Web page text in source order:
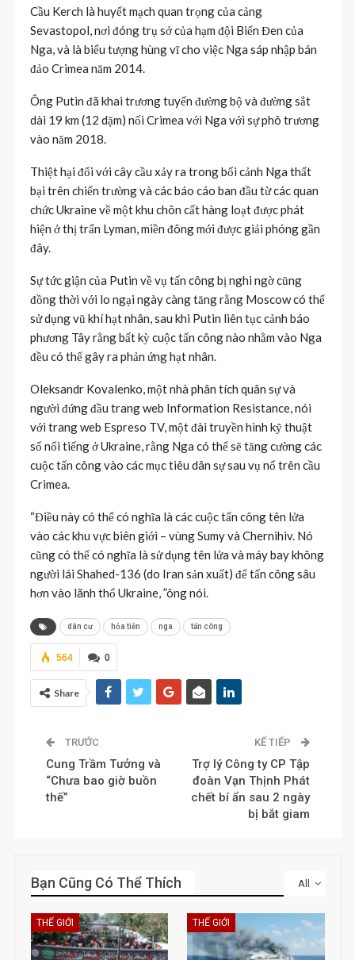
Cầu Kerch là huyết mạch quan trọng của cảng
Sevastopol, nơi đóng trụ sở của hạm đội Biển Đen của
Nga, và là biểu tượng hùng vĩ cho việc Nga sáp nhập bán
đảo Crimea năm 2014.
Ông Putin đã khai trương tuyến đường bộ và đường sắt
dài 19 km (12 dặm) nối Crimea với Nga với sự phô trương
vào năm 2018.
Thiệt hại đối với cây cầu xảy ra trong bối cảnh Nga thất
bại trên chiến trường và các báo cáo ban đầu từ các quan
chức Ukraine về một khu chôn cất hàng loạt được phát
hiện ở thị trấn Lyman, miền đông mới được giải phóng gần
đây.
Sự tức giận của Putin về vụ tấn công bị nghi ngờ cũng
đồng thời với lo ngại ngày càng tăng rằng Moscow có thể
sử dụng vũ khí hạt nhân, sau khi Putin liên tục cảnh báo
phương Tây rằng bất kỳ cuộc tấn công nào nhằm vào Nga
đều có thể gây ra phản ứng hạt nhân.
Oleksandr Kovalenko, một nhà phân tích quân sự và
người đứng đầu trang web Information Resistance, nói
với trang web Espreso TV, một đài truyền hình kỹ thuật
số nổi tiếng ở Ukraine, rằng Nga có thể sẽ tăng cường các
cuộc tấn công vào các mục tiêu dân sự sau vụ nổ trên cầu
Crimea.
“Điều này có thể có nghĩa là các cuộc tấn công tên lửa
vào các khu vực biên giới – vùng Sumy và Chernihiv. Nó
cũng có thể có nghĩa là sử dụng tên lửa và máy bay không
người lái Shahed-136 (do Iran sản xuất) để tấn công sâu
hơn vào lãnh thổ Ukraine, ”ông nói.
dân cư hỏa tiễn nga tấn công
0
564
Share
TRƯỚC
Cung Trầm Tưởng và
“Chưa bao giờ buồn
thế”
KẾ TIẾP
Trợ lý Công ty CP Tập
đoàn Vạn Thịnh Phát
chết bí ẩn sau 2 ngày
bị bắt giam
All
Bạn Cũng Có Thể Thích
THẾ GIỚI THẾ GIỚI